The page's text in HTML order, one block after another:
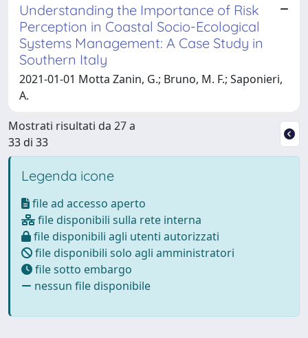
Understanding the Importance of Risk
Perception in Coastal Socio-Ecological
Systems Management: A Case Study in
Southern Italy
2021-01-01 Motta Zanin, G.; Bruno, M. F.; Saponieri,
A.
Mostrati risultati da 27 a
33 di 33
Legenda icone
file ad accesso aperto
file disponibili sulla rete interna
file disponibili agli utenti autorizzati
file disponibili solo agli amministratori
file sotto embargo
nessun file disponibile